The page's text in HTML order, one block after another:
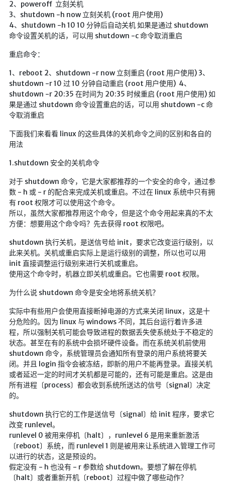
2、poweroff 立刻关机
3、shutdown -h now 立刻关机 (root 用户使用)
4、shutdown -h 10 10 分钟后自动关机 如果是通过 shutdown
命令设置关机的话，可以用 shutdown -c 命令取消重启
重启命令：
1、reboot 2、shutdown -r now 立刻重启 (root 用户使用) 3、
shutdown -r 10 过 10 分钟自动重启 (root 用户使用) 4、
shutdown -r 20:35 在时间为 20:35 时候重启 (root 用户使用) 如
果是通过 shutdown 命令设置重启的话，可以用 shutdown -c 命
令取消重启
下面我们来看看 linux 的这些具体的关机命令之间的区别和各自的
用法
1.shutdown 安全的关机命令
对于 shutdown 命令，它是大家都推荐的一个安全的命令，通过参
数 - h 或 - r 的配合来完成关机或重启。不过在 linux 系统中只有拥
有 root 权限才可以使用这个命令。
所以，虽然大家都推荐用这个命令，但是这个命令用起来真的不太
方便：想要用这个命令吗？先去获得 root 权限吧。
shutdown 执行关机，是送信号给 init，要求它改变运行级别，以
此来关机。关机或重启实际上是运行级别的调整，所以也可以用
init 直接调整运行级别来进行关机或重启。
使用这个命令时，机器立即关机或重启。它也需要 root 权限。
为什么说 shutdown 命令是安全地将系统关机？
实际中有些用户会使用直接断掉电源的方式来关闭 linux，这是十
分危险的。因为 linux 与 windows 不同，其后台运行着许多进
程，所以强制关机可能会导致进程的数据丢失使系统处于不稳定的
状态。甚至在有的系统中会损坏硬件设备。而在系统关机前使用
shutdown 命令，系统管理员会通知所有登录的用户系统将要关
闭。并且 login 指令会被冻结，即新的用户不能再登录。直接关机
或者延迟一定的时间才关机都是可能的，还有可能是重启。这是由
所有进程〔process〕都会收到系统所送达的信号〔signal〕决定
的。
shutdown 执行它的工作是送信号〔signal〕给 init 程序，要求它
改变 runlevel。
runlevel 0 被用来停机〔halt〕，runlevel 6 是用来重新激活
〔reboot〕系统，而 runlevel 1 则是被用来让系统进入管理工作可
以进行的状态，这是预设的。
假定没有 - h 也没有 - r 参数给 shutdown。要想了解在停机
〔halt〕或者重新开机〔reboot〕过程中做了哪些动作？
Google硬盘
主站网页探针
副站网页探针
软件下载安装
百度网盘解析
文字重排
注册接码
临时邮箱
临时Gmail
🎮小游戏
红白机
红白机资源
dos游戏
在线狼人杀
特效地址
引导页
背景动画
文字变换特效
树境
过山车
夜景
海洋
动画线分形